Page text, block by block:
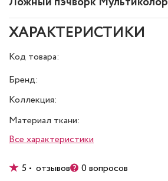
ХАРАКТЕРИСТИКИ
Код товара:
Бренд:
Коллекция:
Материал ткани:
Все характеристики
5 • отзывов 0 вопросов